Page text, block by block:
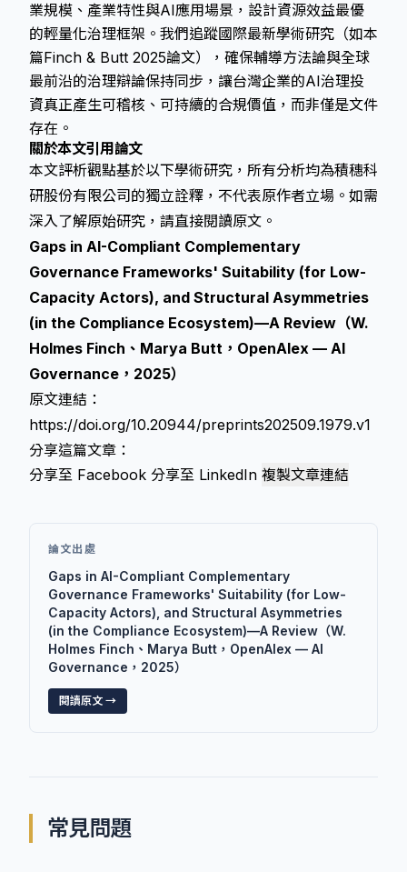
業規模、產業特性與AI應用場景，設計資源效益最優
的輕量化治理框架。我們追蹤國際最新學術研究（如本
篇Finch & Butt 2025論文），確保輔導方法論與全球
最前沿的治理辯論保持同步，讓台灣企業的AI治理投
資真正產生可稽核、可持續的合規價值，而非僅是文件
存在。
關於本文引用論文
本文評析觀點基於以下學術研究，所有分析均為積穗科
研股份有限公司的獨立詮釋，不代表原作者立場。如需
深入了解原始研究，請直接閱讀原文。
Gaps in AI-Compliant Complementary
Governance Frameworks' Suitability (for Low-
Capacity Actors), and Structural Asymmetries
(in the Compliance Ecosystem)—A Review（W.
Holmes Finch、Marya Butt，OpenAlex — AI
Governance，2025）
原文連結：
https://doi.org/10.20944/preprints202509.1979.v1
分享這篇文章：
分享至 Facebook 分享至 LinkedIn 複製文章連結
論文出處
Gaps in AI-Compliant Complementary
Governance Frameworks' Suitability (for Low-
Capacity Actors), and Structural Asymmetries
(in the Compliance Ecosystem)—A Review（W.
Holmes Finch、Marya Butt，OpenAlex — AI
Governance，2025）
閱讀原文 →
常見問題